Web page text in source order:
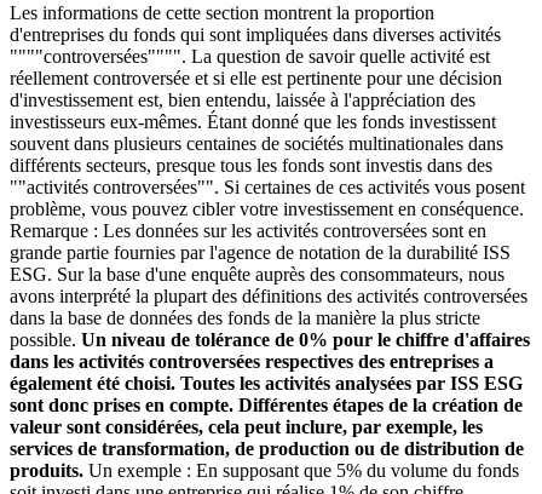
Les informations de cette section montrent la proportion
d'entreprises du fonds qui sont impliquées dans diverses activités
""""controversées"""". La question de savoir quelle activité est
réellement controversée et si elle est pertinente pour une décision
d'investissement est, bien entendu, laissée à l'appréciation des
investisseurs eux-mêmes. Étant donné que les fonds investissent
souvent dans plusieurs centaines de sociétés multinationales dans
différents secteurs, presque tous les fonds sont investis dans des
""activités controversées"". Si certaines de ces activités vous posent
problème, vous pouvez cibler votre investissement en conséquence.
Remarque : Les données sur les activités controversées sont en
grande partie fournies par l'agence de notation de la durabilité ISS
ESG. Sur la base d'une enquête auprès des consommateurs, nous
avons interprété la plupart des définitions des activités controversées
dans la base de données des fonds de la manière la plus stricte
possible. Un niveau de tolérance de 0% pour le chiffre d'affaires
dans les activités controversées respectives des entreprises a
également été choisi. Toutes les activités analysées par ISS ESG
sont donc prises en compte. Différentes étapes de la création de
valeur sont considérées, cela peut inclure, par exemple, les
services de transformation, de production ou de distribution de
produits. Un exemple : En supposant que 5% du volume du fonds